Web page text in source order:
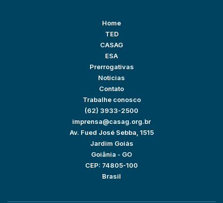
Home
TED
CASAG
ESA
Prerrogativas
Notícias
Contato
Trabalhe conosco
(62) 3933-2500
imprensa@casag.org.br
Av. Fued José Sebba, 1515
Jardim Goiás
Goiânia - GO
CEP: 74805-100
Brasil